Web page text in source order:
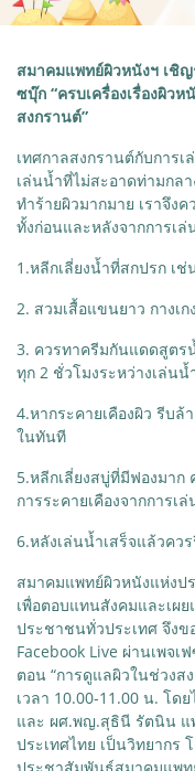
สมาคมแพทย์ผิวหนังฯ เชิ
ซบุ๊ก “ครบเครื่องเรื่องผิว
สงกรานต์”
เทศกาลสงกรานต์กับการ
เล่นน้ำที่ไม่สะอาดท่ามกล
ทำร้ายผิวมากมาย เราจึง
ทั้งก่อนและหลังจากการเ
1.หลีกเลี่ยงน้ำที่สกปรก เ
2. สวมเสื้อแขนยาว กางเ
3. ควรทาครีมกันแดดสูตร
ทุก 2 ชั่วโมงระหว่างเล่นน้
4.หากระคายเคืองผิว รีบล้
ในทันที
5.หลีกเลี่ยงสบู่ที่มีฟองมาก
การระคายเคืองจากการเ
6.หลังเล่นน้ำเสร็จแล้วคว
สมาคมแพทย์ผิวหนังแห่งป
เพื่อตอบแทนสังคมและเผ
ประชาชนทั่วประเทศ จึง
Facebook Live ผ่านเพจเ
ตอน “การดูแลผิวในช่วงส
เวลา 10.00-11.00 น. โด
และ ผศ.พญ.สุธินี รัตนิน แ
ประเทศไทย เป็นวิทยากร